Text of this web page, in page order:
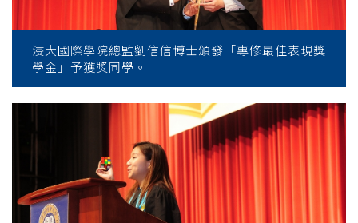
浸大國際學院總監劉信信博士頒發「專修最佳表現獎
學金」予獲獎同學。